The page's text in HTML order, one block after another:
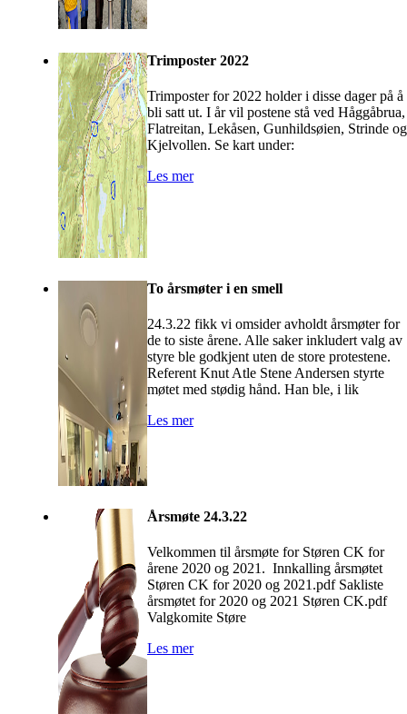
Trimposter 2022
Trimposter for 2022 holder i disse dager på å
bli satt ut. I år vil postene stå ved Håggåbrua,
Flatreitan, Lekåsen, Gunhildsøien, Strinde og
Kjelvollen. Se kart under:
Les mer
To årsmøter i en smell
24.3.22 fikk vi omsider avholdt årsmøter for
de to siste årene. Alle saker inkludert valg av
styre ble godkjent uten de store protestene.
Referent Knut Atle Stene Andersen styrte
møtet med stødig hånd. Han ble, i lik
Les mer
Årsmøte 24.3.22
Velkommen til årsmøte for Støren CK for
årene 2020 og 2021. Innkalling årsmøtet
Støren CK for 2020 og 2021.pdf Sakliste
årsmøtet for 2020 og 2021 Støren CK.pdf
Valgkomite Støre
Les mer